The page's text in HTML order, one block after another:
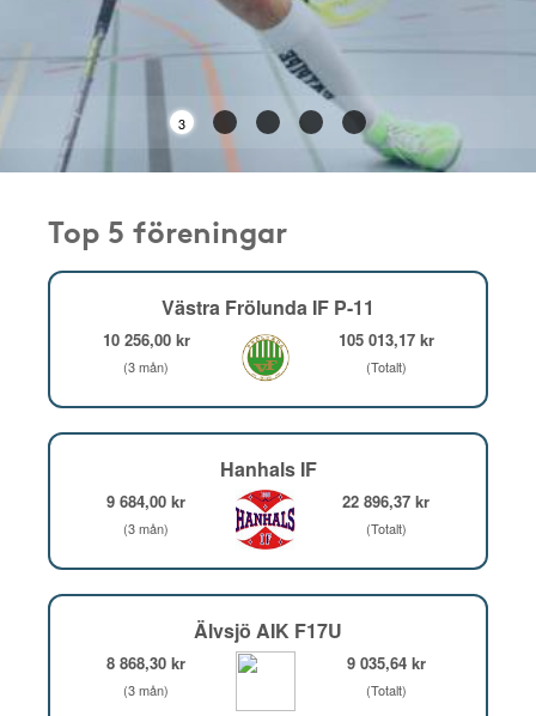
3
Top 5 föreningar
Västra Frölunda IF P-11
10 256,00 kr
(3 mån)
105 013,17 kr
(Totalt)
Hanhals IF
9 684,00 kr
(3 mån)
22 896,37 kr
(Totalt)
Älvsjö AIK F17U
8 868,30 kr
(3 mån)
9 035,64 kr
(Totalt)